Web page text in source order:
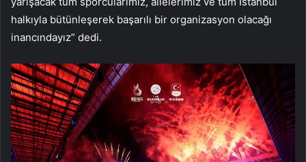
halkıyla bütünleşerek başarılı bir organizasyon olacağı
inancındayız” dedi.